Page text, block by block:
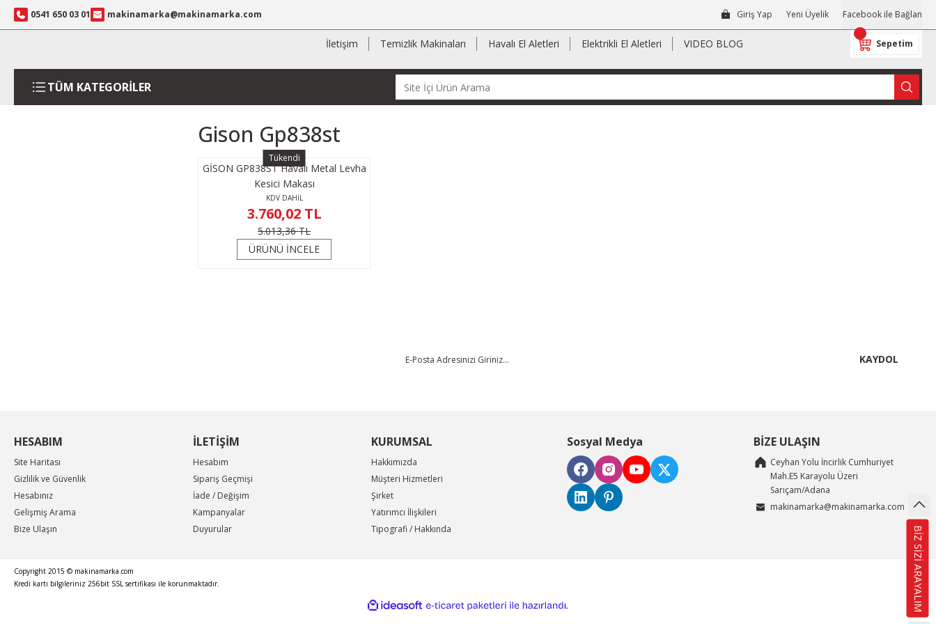
0541 650 03 01 makinamarka@makinamarka.com Giriş Yap Yeni Üyelik Facebook ile Bağlan
İletişim Temizlik Makinaları Havalı El Aletleri Elektrikli El Aletleri VIDEO BLOG Sepetim
TÜM KATEGORİLER
Gison Gp838st
Tükendi
GİSON GP838ST Havalı Metal Levha
Kesici Makası
KDV DAHİL
3.760,02 TL
5.013,36 TL
ÜRÜNÜ İNCELE
KAYDOL
HESABIM
Site Haritası
Gizlilik ve Güvenlik
Hesabınız
Gelişmiş Arama
Bize Ulaşın
İLETİŞİM
Hesabım
Sipariş Geçmişi
İade / Değişim
Kampanyalar
Duyurular
KURUMSAL
Hakkımızda
Müşteri Hizmetleri
Şirket
Yatırımcı İlişkileri
Tipografi / Hakkında
Sosyal Medya BİZE ULAŞIN
Ceyhan Yolu İncirlik Cumhuriyet
Mah.E5 Karayolu Üzeri
Sarıçam/Adana
makinamarka@makinamarka.com
Copyright 2015 © makinamarka.com
Kredi kartı bilgileriniz 256bit SSL sertifikası ile korunmaktadır.
BİZ SİZİ ARAYALIM
ideasoft
e-